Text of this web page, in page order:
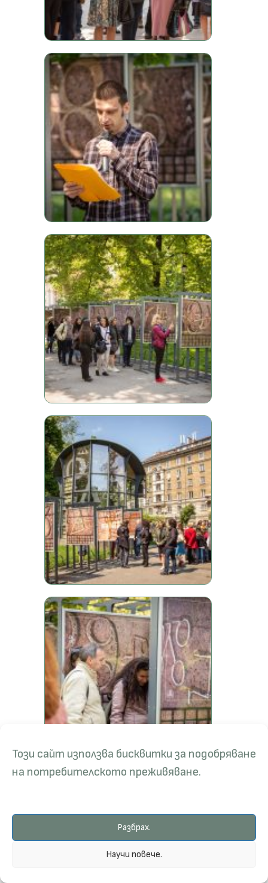
Този сайт използва бисквитки за подобряване
на потребителското преживяване.
Разбрах.
Научи повече.